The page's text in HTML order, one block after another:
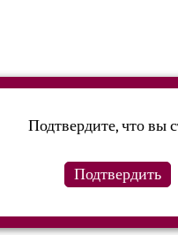
Подтвердите, что вы